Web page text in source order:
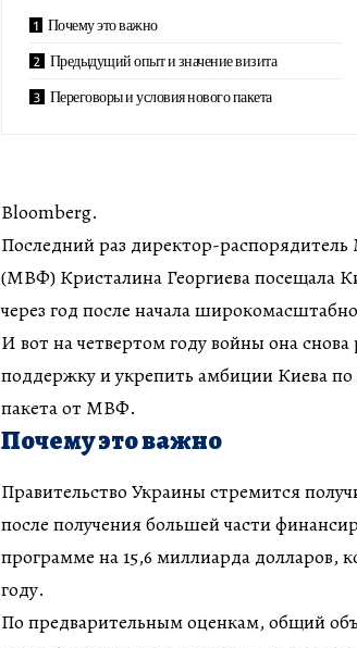
Почему это важно
Предыдущий опыт и значение визита
Переговоры и условия нового пакета
Вloomberg.
Последний раз директор-
(МВФ) Кристалина Георгиева посещала
через год после начала
И вот на четвертом году войны она
поддержку и укрепить амбиции Киева
пакета от МВФ.
Почему это важно
Правительство Украины стремится
после получения большей части
программе на 15,6 миллиарда долларов,
году.
По предварительным оценкам, общий